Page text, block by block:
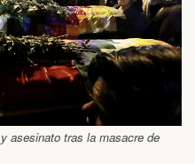
asesinato tras la masacre de